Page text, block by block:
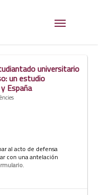
universitario
un estudio
España
al acto de defensa
con una antelación
.